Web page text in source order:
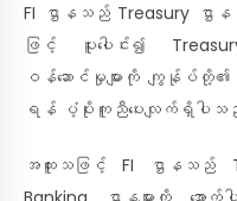
FI ဌာနသည် Treasury ဌာန
ဖြင့် ပူးပေါင်း၍
ဝန်ဆောင်မှုများကို ကျွန်ုပ်တို့၏
ရန် ပံ့ပိုးကူညီပေးလျက်ရှိပါသ
အထူးသဖြင့် FI ဌာနသည်